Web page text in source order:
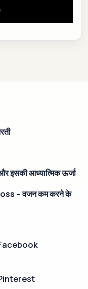
इसकी आध्यात्मिक ऊर्जा
– वजन कम करने के